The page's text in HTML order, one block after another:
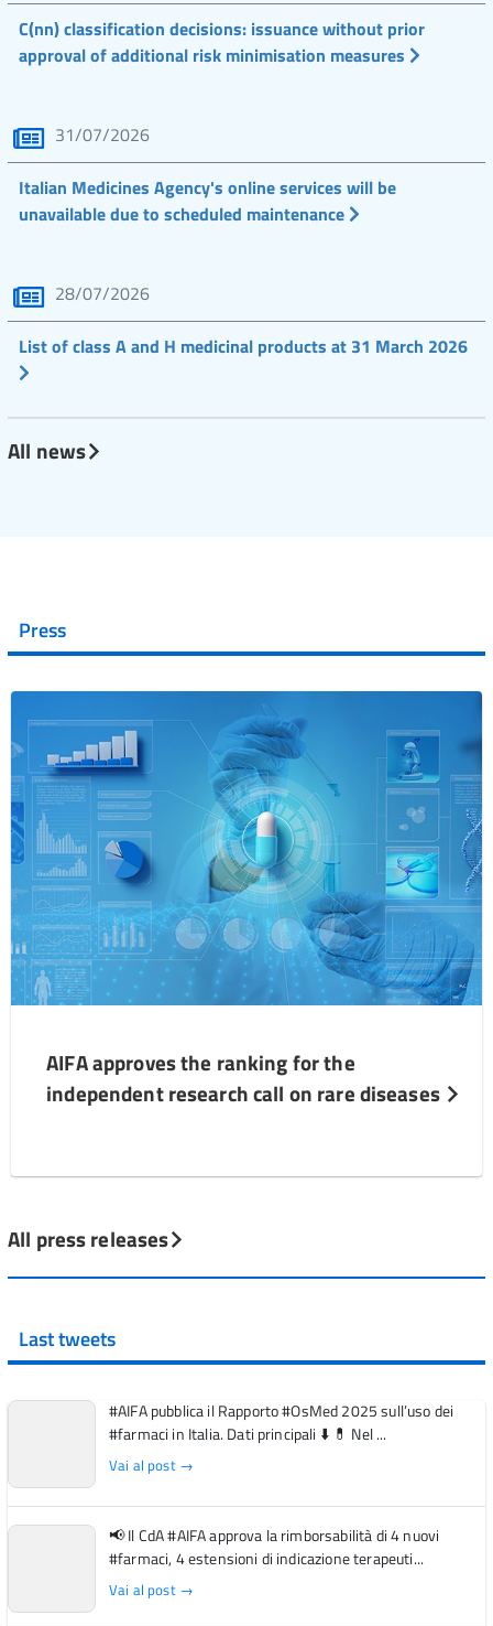
C(nn) classification decisions: issuance without prior
approval of additional risk minimisation measures
31/07/2026
Italian Medicines Agency's online services will be
unavailable due to scheduled maintenance
28/07/2026
List of class A and H medicinal products at 31 March 2026
All news
Press
AIFA approves the ranking for the
independent research call on rare diseases
All press releases
Last tweets
#AIFA pubblica il Rapporto #OsMed 2025 sull’uso dei
#farmaci in Italia. Dati principali ⬇️ 💊 Nel ...
Vai al post →
📢 Il CdA #AIFA approva la rimborsabilità di 4 nuovi
#farmaci, 4 estensioni di indicazione terapeuti...
Vai al post →